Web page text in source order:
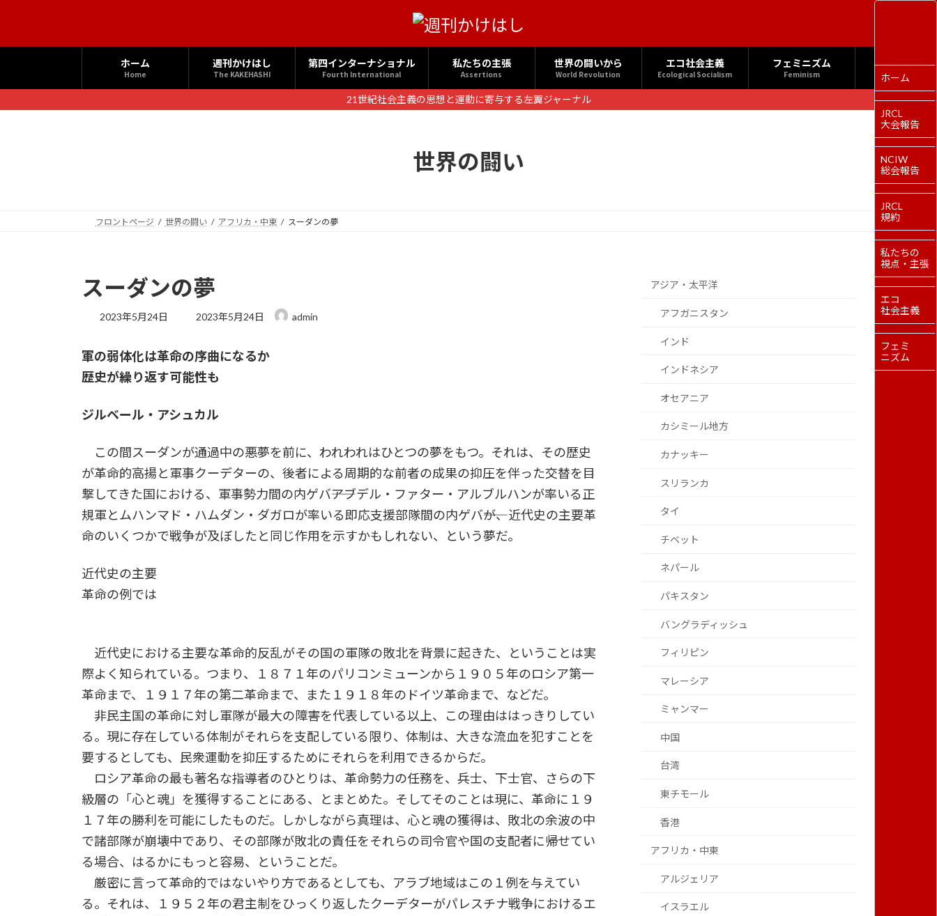
へ
ス
ョ
ン
ホーム
Home
週刊かけはし
The KAKEHASHI
第四インターナショナル
Fourth International
私たちの主張
Assertions
世界の闘いから
World Revolution
エコ社会主義
Ecological Socialism
フェミニズム
Feminism
21世紀社会主義の思想と運動に寄与する左翼ジャーナル
世界の闘い
フロントページ 世界の闘い アフリカ・中東 スーダンの夢
スーダンの夢
2023年5月24日
最
新
日
時
2023年5月24日 admin
軍の弱体化は革命の序曲になるか
歴史が繰り返す可能性も
ジルベール・アシュカル
この間スーダンが通過中の悪夢を前に、われわれはひとつの夢をもつ。それは、その歴史
が革命的高揚と軍事クーデターの、後者による周期的な前者の成果の抑圧を伴った交替を目
撃してきた国における、軍事勢力間の内ゲバ――アブデル・ファター・アルブルハンが率いる正
規軍とムハンマド・ハムダン・ダガロが率いる即応支援部隊間の内ゲバ――が、近代史の主要革
命のいくつかで戦争が及ぼしたと同じ作用を示すかもしれない、という夢だ。
近代史の主要
革命の例では
近代史における主要な革命的反乱がその国の軍隊の敗北を背景に起きた、ということは実
際よく知られている。つまり、１８７１年のパリコンミューンから１９０５年のロシア第一
革命まで、１９１７年の第二革命まで、また１９１８年のドイツ革命まで、などだ。
非民主国の革命に対し軍隊が最大の障害を代表している以上、この理由ははっきりしてい
る。現に存在している体制がそれらを支配している限り、体制は、大きな流血を犯すことを
要するとしても、民衆運動を抑圧するためにそれらを利用できるからだ。
ロシア革命の最も著名な指導者のひとりは、革命勢力の任務を、兵士、下士官、さらの下
級層の「心と魂」を獲得することにある、とまとめた。そしてそのことは現に、革命に１９
１７年の勝利を可能にしたものだ。しかしながら真理は、心と魂の獲得は、敗北の余波の中
で諸部隊が崩壊中であり、その部隊が敗北の責任をそれらの司令官や国の支配者に帰せてい
る場合、はるかにもっと容易、ということだ。
厳密に言って革命的ではないやり方であるとしても、アラブ地域はこの１例を与えてい
る。それは、１９５２年の君主制をひっくり返したクーデターがパレスチナ戦争におけるエ
アジア・太平洋
アフガニスタン
インド
インドネシア
オセアニア
カシミール地方
カナッキー
スリランカ
タイ
チベット
ネパール
パキスタン
バングラディッシュ
フィリピン
マレーシア
ミャンマー
中国
台湾
東チモール
香港
アフリカ・中東
アルジェリア
イスラエル
ホーム
JRCL
大会報告
NCIW
総会報告
JRCL
規約
私たちの
視点・主張
エコ
社会主義
フェミ
ニズム